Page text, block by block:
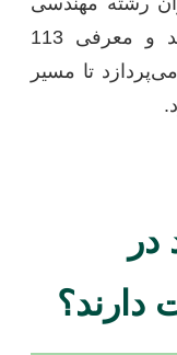
مرتع، به بررسی رویکردهای جدید و معرفی 113
تا مسیر
دارند؟